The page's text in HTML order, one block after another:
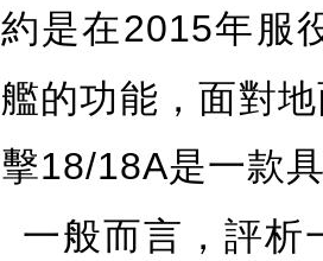
約是在2015年服
艦的功能，面對
擊18/18A是一款
一般而言，評析